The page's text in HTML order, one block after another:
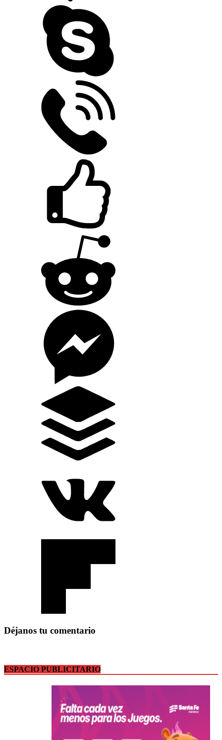
Déjanos tu comentario
ESPACIO PUBLICITARIO